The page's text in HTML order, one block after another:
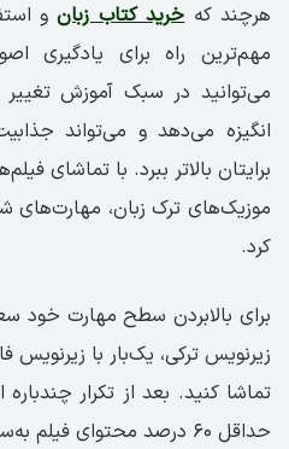
هرچند کهخرید کتاب زبانو
مهم‌ترین راه برای یادگیری
می‌توانید در سبک آموزش تغییر
انگیزه می‌دهد و می‌تواند
برایتان بالاتر ببرد. با تماشای
موزیک‌های ترک زبان، مهارت‌های
کرد.
برای بالابردن سطح مهارت خود
زیرنویس ترکی، یک‌بار با زیرنویس
تماشا کنید. بعد از تکرار
حداقل ۶۰ درصد محتوای فیلم به‌سادگی برایتان قابل‌فهم است.